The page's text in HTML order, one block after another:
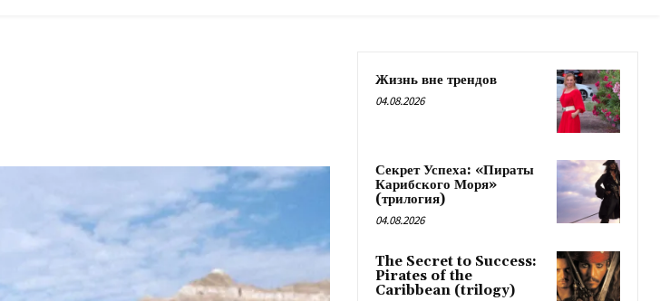
Жизнь вне трендов
04.08.2026
Секрет Успеха: «Пираты
Карибского Моря»
(трилогия)
04.08.2026
The Secret to Success:
Pirates of the
Caribbean (trilogy)